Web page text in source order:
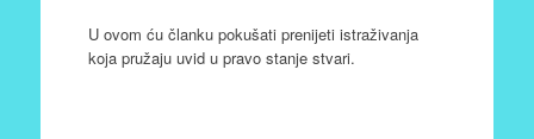
U ovom ću članku pokušati prenijeti istraživanja
koja pružaju uvid u pravo stanje stvari.